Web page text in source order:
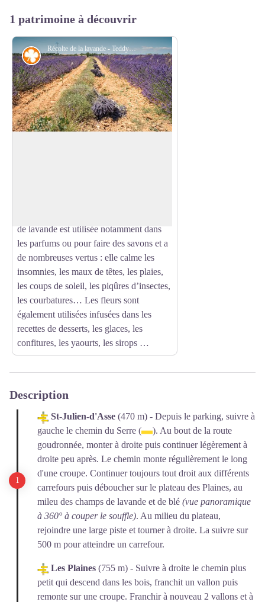
1 patrimoine à découvrir
Récolte de la lavande - Teddy Verneuil - AD04
Flore
de lavande est utilisée notamment dans
les parfums ou pour faire des savons et a
de nombreuses vertus : elle calme les
insomnies, les maux de têtes, les plaies,
les coups de soleil, les piqûres d’insectes,
les courbatures… Les fleurs sont
également utilisées infusées dans les
recettes de desserts, les glaces, les
confitures, les yaourts, les sirops …
Description
St-Julien-d'Asse (470 m) - Depuis le parking, suivre à
gauche le chemin du Serre (
). Au bout de la route
goudronnée, monter à droite puis continuer légèrement à
droite peu après. Le chemin monte régulièrement le long
d'une croupe. Continuer toujours tout droit aux différents
carrefours puis déboucher sur le plateau des Plaines, au
mileu des champs de lavande et de blé (vue panoramique
à 360° à couper le souffle). Au milieu du plateau,
rejoindre une large piste et tourner à droite. La suivre sur
500 m pour atteindre un carrefour.
Les Plaines (755 m) - Suivre à droite le chemin plus
petit qui descend dans les bois, franchit un vallon puis
remonte sur une croupe. Franchir à nouveau 2 vallons et à